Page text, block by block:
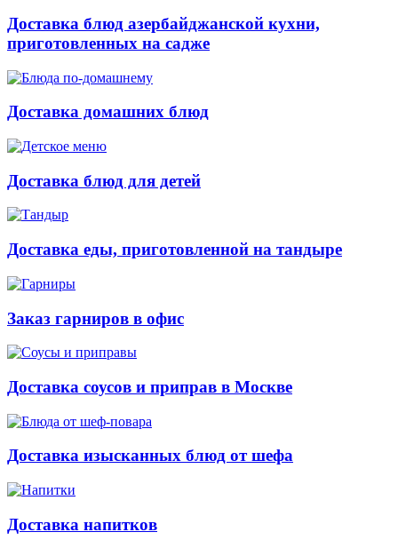
Доставка блюд азербайджанской кухни,
приготовленных на садже
Доставка домашних блюд
Доставка блюд для детей
Доставка еды, приготовленной на тандыре
Заказ гарниров в офис
Доставка соусов и приправ в Москве
Доставка изысканных блюд от шефа
Доставка напитков